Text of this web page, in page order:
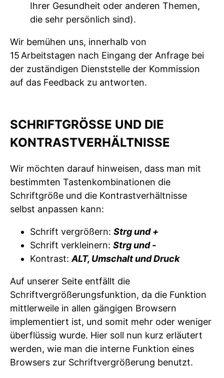
Ihrer Gesundheit oder anderen Themen,
die sehr persönlich sind).
Wir bemühen uns, innerhalb von
15 Arbeitstagen nach Eingang der Anfrage bei
der zuständigen Dienststelle der Kommission
auf das Feedback zu antworten.
SCHRIFTGRÖSSE UND DIE K
ONTRASTVERHÄLTNISSE
Wir möchten darauf hinweisen, dass man mit
bestimmten Tastenkombinationen die
Schriftgröße und die Kontrastverhältnisse
selbst anpassen kann:
Schrift vergrößern: Strg und +
Schrift verkleinern: Strg und -
Kontrast: ALT, Umschalt und Druck
Auf unserer Seite entfällt die
Schriftvergrößerungsfunktion, da die Funktion
mittlerweile in allen gängigen Browsern
implementiert ist, und somit mehr oder weniger
überflüssig wurde. Hier soll nun kurz erläutert
werden, wie man die interne Funktion eines
Browsers zur Schriftvergrößerung benutzt.